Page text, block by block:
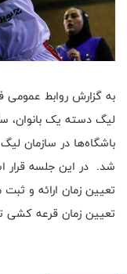
به گزارش روابط عمومی
باشگاه‌ها در سازمان
شد. در این جلسه قرار
تعیین زمان ارائه و ثبت
تعیین زمان قرعه